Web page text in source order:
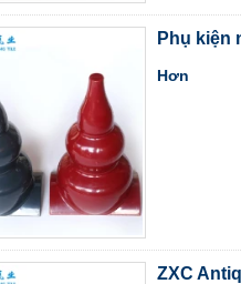
Phụ kiện
Hơn
ZXC